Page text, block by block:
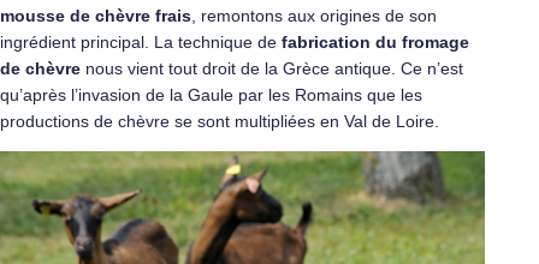
mousse de chèvre frais , remontons aux origines de son
ingrédient principal. La technique de fabrication du fromage
de chèvre nous vient tout droit de la Grèce antique. Ce n’est
qu’après l’invasion de la Gaule par les Romains que les
productions de chèvre se sont multipliées en Val de Loire.